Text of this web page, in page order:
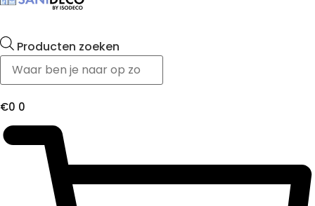
Producten zoeken
€0 0